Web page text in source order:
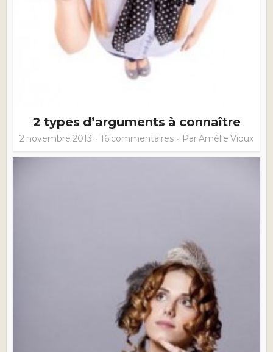
2 types d’arguments à connaître
2 novembre 2013 16 commentaires ParAmélie Vioux